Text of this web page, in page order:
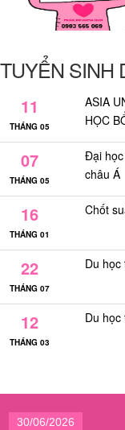
TUYỂN SINH
11
THÁNG 05
ASIA
HỌC
07
THÁNG 05
Đại
châu Á
16
THÁNG 01
Chốt
22
THÁNG 07
Du
12
THÁNG 03
Du
30/06/2026